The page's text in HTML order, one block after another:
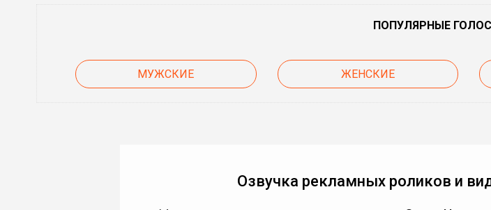
ПОПУЛЯРНЫЕ
МУЖСКИЕ ЖЕНСКИЕ
Озвучка рекламных роликов и